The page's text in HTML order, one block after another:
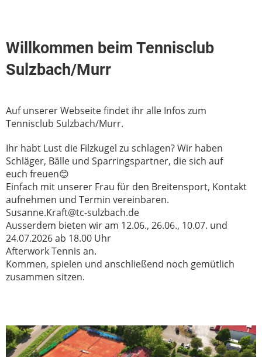
Willkommen beim Tennisclub
Sulzbach/Murr
Auf unserer Webseite findet ihr alle Infos zum
Tennisclub Sulzbach/Murr.
Ihr habt Lust die Filzkugel zu schlagen? Wir haben
Schläger, Bälle und Sparringspartner, die sich auf
euch freuen😊
Einfach mit unserer Frau für den Breitensport, Kontakt
aufnehmen und Termin vereinbaren.
Susanne.Kraft@tc-sulzbach.de
Ausserdem bieten wir am 12.06., 26.06., 10.07. und
24.07.2026 ab 18.00 Uhr
Afterwork Tennis an.
Kommen, spielen und anschließend noch gemütlich
zusammen sitzen.